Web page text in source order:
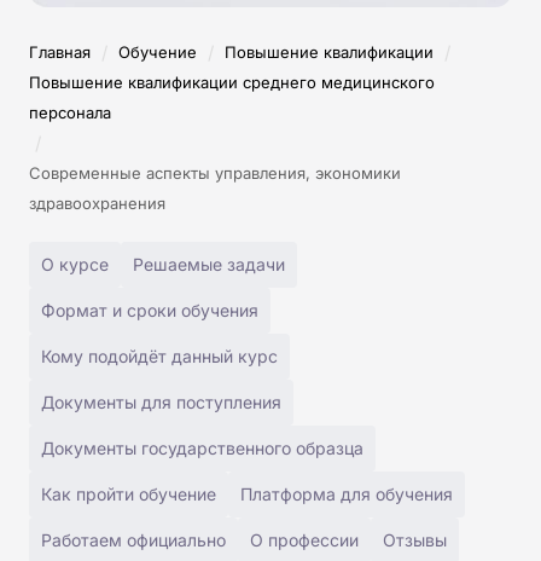
Главная / Обучение / Повышение квалификации /
Повышение квалификации среднего медицинского
персонала
/
Современные аспекты управления, экономики
здравоохранения
О курсе Решаемые задачи
Формат и сроки обучения
Кому подойдёт данный курс
Документы для поступления
Документы государственного образца
Как пройти обучение Платформа для обучения
Работаем официально О профессии Отзывы